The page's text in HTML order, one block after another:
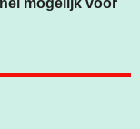
mogelijk voor